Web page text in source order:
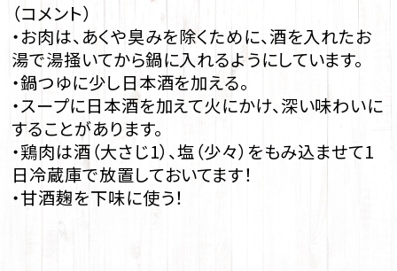
（コメント）
・お肉は、あくや臭みを除くために、酒を入れたお
湯で湯掻いてから鍋に入れるようにしています。
・鍋つゆに少し日本酒を加える。
・スープに日本酒を加えて火にかけ、深い味わいに
することがあります。
・鶏肉は酒（大さじ1）、塩（少々）をもみ込ませて1
日冷蔵庫で放置しておいてます！
・甘酒麹を下味に使う！